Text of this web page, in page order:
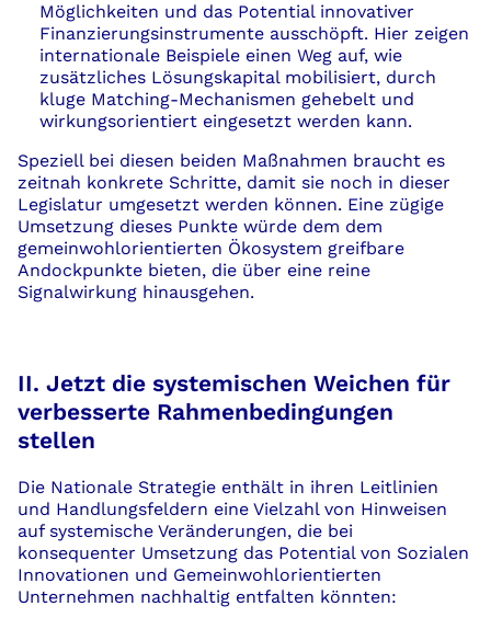
Möglichkeiten und das Potential innovativer
Finanzierungsinstrumente ausschöpft. Hier zeigen
internationale Beispiele einen Weg auf, wie
zusätzliches Lösungskapital mobilisiert, durch
kluge Matching-Mechanismen gehebelt und
wirkungsorientiert eingesetzt werden kann.
Speziell bei diesen beiden Maßnahmen braucht es
zeitnah konkrete Schritte, damit sie noch in dieser
Legislatur umgesetzt werden können. Eine zügige
Umsetzung dieses Punkte würde dem dem
gemeinwohlorientierten Ökosystem greifbare
Andockpunkte bieten, die über eine reine
Signalwirkung hinausgehen.
II. Jetzt die systemischen Weichen für
verbesserte Rahmenbedingungen
stellen
Die Nationale Strategie enthält in ihren Leitlinien
und Handlungsfeldern eine Vielzahl von Hinweisen
auf systemische Veränderungen, die bei
konsequenter Umsetzung das Potential von Sozialen
Innovationen und Gemeinwohlorientierten
Unternehmen nachhaltig entfalten könnten: